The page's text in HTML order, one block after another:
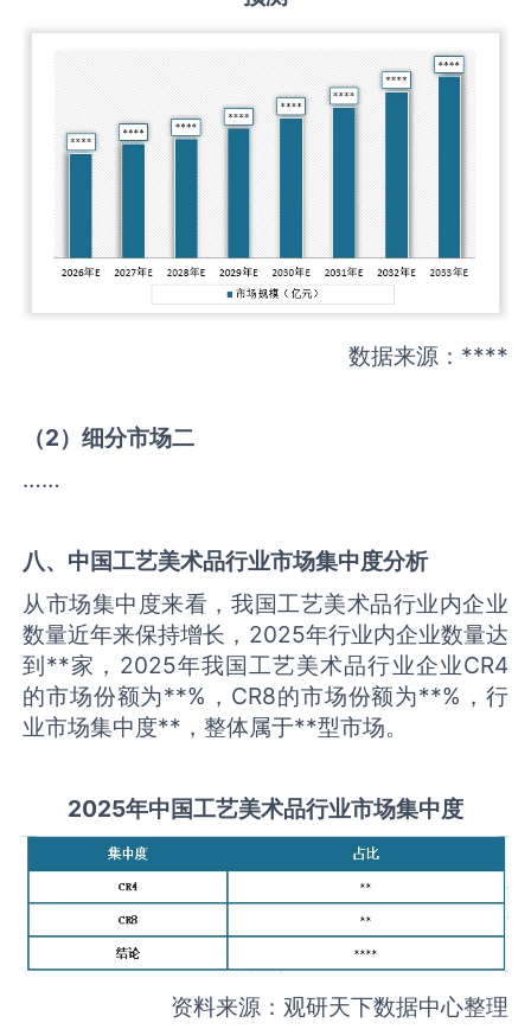
数据来源：****
（2）细分市场二
……
八、中国工艺美术品行业市场集中度分析
从市场集中度来看，我国工艺美术品行业内企业
数量近年来保持增长，2025年行业内企业数量达
到**家，2025年我国工艺美术品行业企业CR4
的市场份额为**%，CR8的市场份额为**%，行
业市场集中度**，整体属于**型市场。
2025年中国工艺美术品行业市场集中度
资料来源：观研天下数据中心整理